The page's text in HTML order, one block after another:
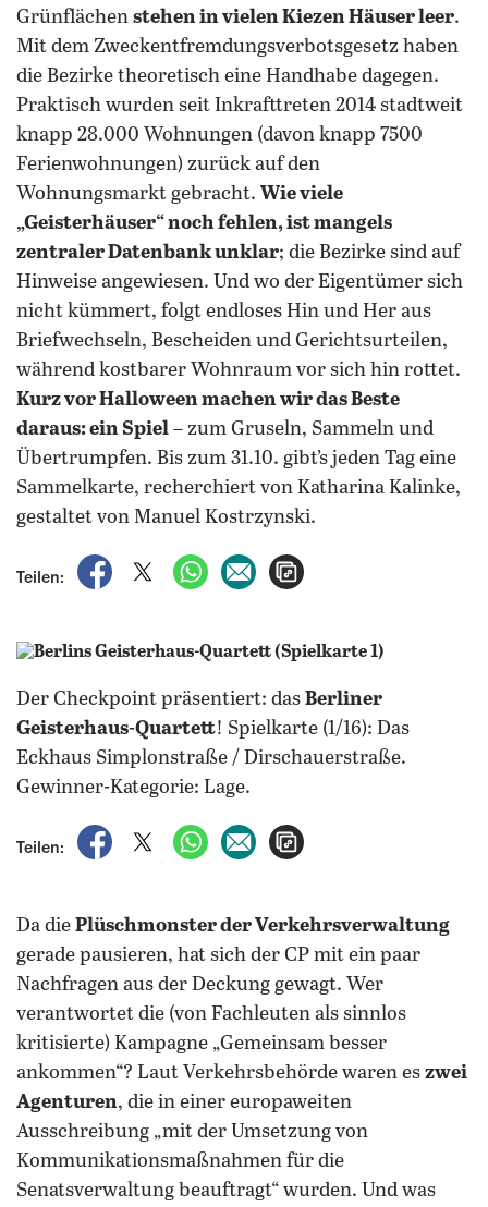
Grünflächen stehen in vielen Kiezen Häuser leer.
Mit dem Zweckentfremdungsverbotsgesetz haben
die Bezirke theoretisch eine Handhabe dagegen.
Praktisch wurden seit Inkrafttreten 2014 stadtweit
knapp 28.000 Wohnungen (davon knapp 7500
Ferienwohnungen) zurück auf den
Wohnungsmarkt gebracht. Wie viele
„Geisterhäuser“ noch fehlen, ist mangels
zentraler Datenbank unklar; die Bezirke sind auf
Hinweise angewiesen. Und wo der Eigentümer sich
nicht kümmert, folgt endloses Hin und Her aus
Briefwechseln, Bescheiden und Gerichtsurteilen,
während kostbarer Wohnraum vor sich hin rottet.
Kurz vor Halloween machen wir das Beste
daraus: ein Spiel – zum Gruseln, Sammeln und
Übertrumpfen. Bis zum 31.10. gibt’s jeden Tag eine
Sammelkarte, recherchiert von Katharina Kalinke,
gestaltet von Manuel Kostrzynski.
Teilen:
auf Facebook teilen
auf X teilenper WhatsApp teilen
per E-Mail teilen
Der Checkpoint präsentiert: das Berliner
Geisterhaus-Quartett! Spielkarte (1/16): Das
Eckhaus Simplonstraße / Dirschauerstraße.
Gewinner-Kategorie: Lage.
Teilen:
auf Facebook teilen
auf X teilenper WhatsApp teilen
per E-Mail teilen
Da die Plüschmonster der Verkehrsverwaltung
gerade pausieren, hat sich der CP mit ein paar
Nachfragen aus der Deckung gewagt. Wer
verantwortet die (von Fachleuten als sinnlos
kritisierte) Kampagne „Gemeinsam besser
ankommen“? Laut Verkehrsbehörde waren es zwei
Agenturen, die in einer europaweiten
Ausschreibung „mit der Umsetzung von
Kommunikationsmaßnahmen für die
Senatsverwaltung beauftragt“ wurden. Und was